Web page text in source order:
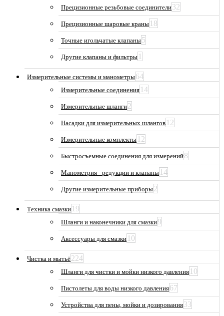
Прецизионные резьбовые соединители32
Прецизионные шаровые краны 18
Точные игольчатые клапаны5
Другие клапаны и фильтры 1
Измерительные системы и манометры64
Измерительные соединения 14
Измерительные шланги2
Насадки для измерительных шлангов 12
Измерительные комплекты 12
Быстросъемные соединения для измерений8
Манометрия_ редукции и клапаны 14
Другие измерительные приборы2
Техника смазки 19
Шланги и наконечники для смазки9
Аксессуары для смазки 10
Чистка и мытьё224
Шланги для чистки и мойки низкого давления 10
Пистолеты для воды низкого давления67
Устройства для пены, мойки и дозирования33